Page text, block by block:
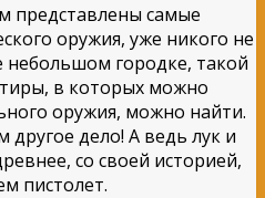
представлены самые
оружия, уже никого не
городке, такой
в которых можно
оружия, можно найти.
другое дело! А ведь лук и
со своей историей,
пистолет.